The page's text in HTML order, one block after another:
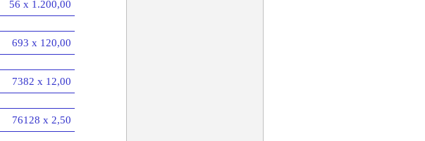
56 x 1.200,00
693 x 120,00
7382 x 12,00
76128 x 2,50